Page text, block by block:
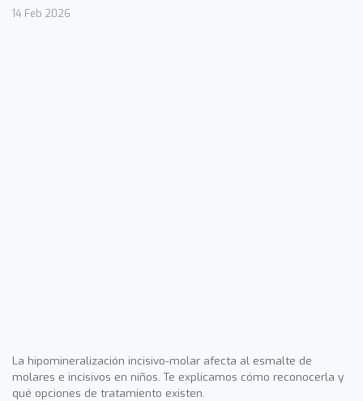
14 Feb 2026
La hipomineralización incisivo-molar afecta al esmalte de
molares e incisivos en niños. Te explicamos cómo reconocerla y
qué opciones de tratamiento existen.